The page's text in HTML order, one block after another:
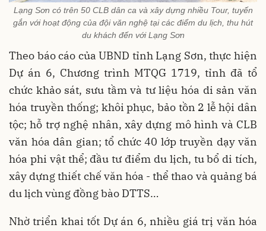
Lạng Sơn có trên 50 CLB dân ca và xây dựng nhiều Tour, tuyến
gắn với hoạt động của đội văn nghệ tại các điểm du lịch, thu hút
du khách đến với Lạng Sơn
Theo báo cáo của UBND tỉnh Lạng Sơn, thực hiện
Dự án 6, Chương trình MTQG 1719, tỉnh đã tổ
chức khảo sát, sưu tầm và tư liệu hóa di sản văn
hóa truyền thống; khôi phục, bảo tồn 2 lễ hội dân
tộc; hỗ trợ nghệ nhân, xây dựng mô hình và CLB
văn hóa dân gian; tổ chức 40 lớp truyền dạy văn
hóa phi vật thể; đầu tư điểm du lịch, tu bổ di tích,
xây dựng thiết chế văn hóa - thể thao và quảng bá
du lịch vùng đồng bào DTTS…
Nhờ triển khai tốt Dự án 6, nhiều giá trị văn hóa